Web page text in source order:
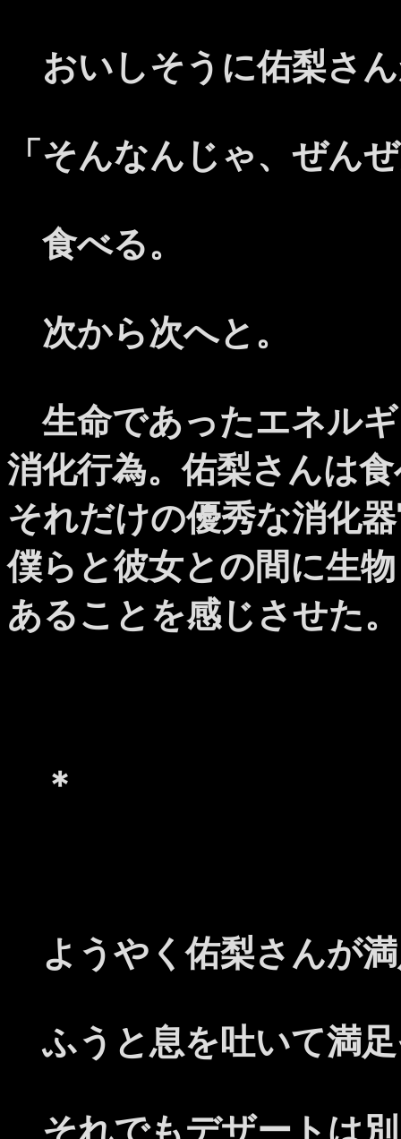
おいしそうに佑梨さ
「そんなんじゃ、ぜん
食べる。
次から次へと。
生命であったエネル
消化行為。佑梨さんは
それだけの優秀な消化
僕らと彼女との間に生
あることを感じさせた。
＊
ようやく佑梨さんが
ふうと息を吐いて満
それでもデザートは